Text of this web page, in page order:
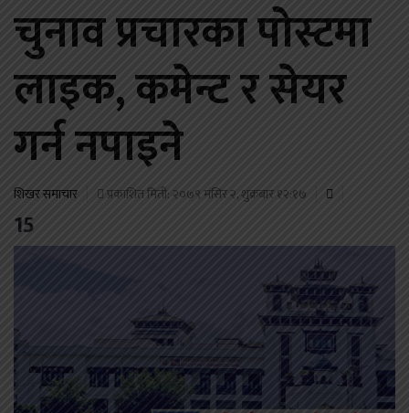
चुनाव प्रचारका पोस्टमा
लाइक, कमेन्ट र सेयर
गर्न नपाइने
शिखर समाचार प्रकाशित मिती: २०७९ मंसिर २, शुक्रबार १२:१७
15